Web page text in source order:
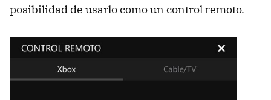
posibilidad de usarlo como un control remoto.